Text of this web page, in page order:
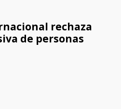
rechaza
de personas